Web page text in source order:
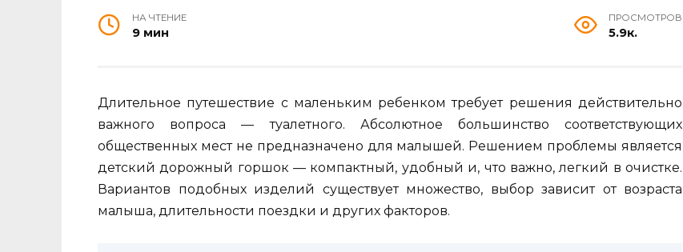
НА ЧТЕНИЕ
9 мин
ПРОСМОТРОВ
5.9к.
Длительное путешествие с маленьким ребенком требует решения действительно
важного вопроса — туалетного. Абсолютное большинство соответствующих
общественных мест не предназначено для малышей. Решением проблемы является
детский дорожный горшок — компактный, удобный и, что важно, легкий в очистке.
Вариантов подобных изделий существует множество, выбор зависит от возраста
малыша, длительности поездки и других факторов.